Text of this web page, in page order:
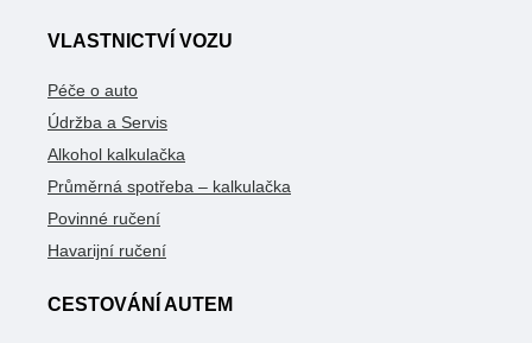
VLASTNICTVÍ VOZU
Péče o auto
Údržba a Servis
Alkohol kalkulačka
Průměrná spotřeba – kalkulačka
Povinné ručení
Havarijní ručení
CESTOVÁNÍ AUTEM